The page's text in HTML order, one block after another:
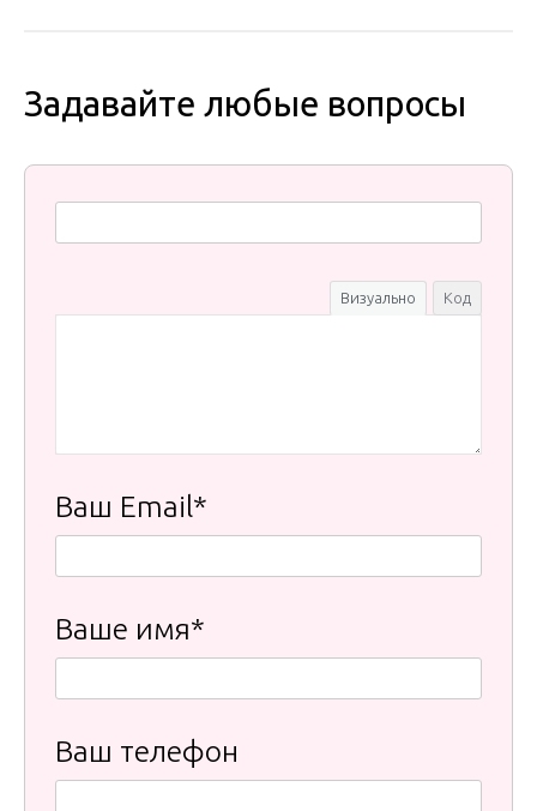
Задавайте любые вопросы
Визуально Код
Ваш Email*
Ваше имя*
Ваш телефон